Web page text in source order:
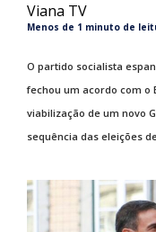
Viana TV
Menos de 1 minuto de
O partido socialista
fechou um acordo com o
viabilização de um novo
sequência das eleições